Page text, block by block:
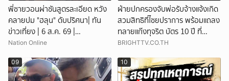
พี่ชายวอนผ่าชันสูตรละเอียด หวัง
คลายปม "ฮลุน" ดับปริศนา| ทัน
ข่าวเที่ยง | 6 ส.ค. 69 |
NationTV22
Nation Online
ฝ่ายปกครองจับพ่อรับจ้างแจ้งเกิด
สวมสิทธิที่ไชยปราการ พร้อมแถลง
ทลายแก๊งทุจริต บัตร 10 ปี ที่
แม่สอด
BRIGHTTV.CO.TH
09 10